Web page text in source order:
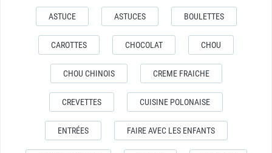
ASTUCE ASTUCES BOULETTES
CAROTTES CHOCOLAT CHOU
CHOU CHINOIS CREME FRAICHE
CREVETTES CUISINE POLONAISE
ENTRÉES FAIRE AVEC LES ENFANTS